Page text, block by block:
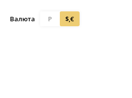
Валюта Р $,€